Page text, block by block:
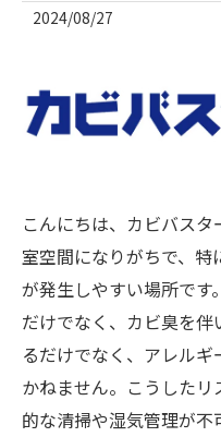
2024/08/27
こんにちは、カビバス
室空間になりがちで、
が発生しやすい場所で
だけでなく、カビ臭を
るだけでなく、アレル
かねません。こうした
的な清掃や湿気管理が